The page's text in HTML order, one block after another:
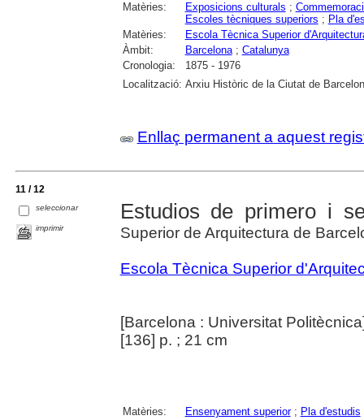
Matèries: Exposicions culturals ;
Escoles tècniques superiors ; Pla
Matèries:
Escola Tècnica Superior
Àmbit:
Barcelona; Catalunya
Cronologia:
1875 - 1976
Localització: Arxiu Històric de la Ciutat de
Enllaç permanent a aquest
11 / 12
seleccionar
imprimir
Estudios de primero i
Superior de Arquitectura de
Escola Tècnica Superior
[Barcelona : Universitat
[136] p. ; 21 cm
Matèries: Ensenyament superior; Pla d'estudis